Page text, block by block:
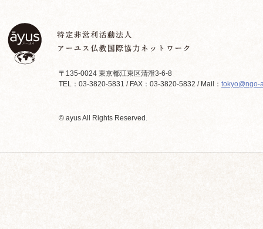
〒135-0024 東京都江東区清澄3-6-8
TEL：03-3820-5831 / FAX：03-3820-5832 / Mail： tokyo@ngo-
© ayus All Rights Reserved.